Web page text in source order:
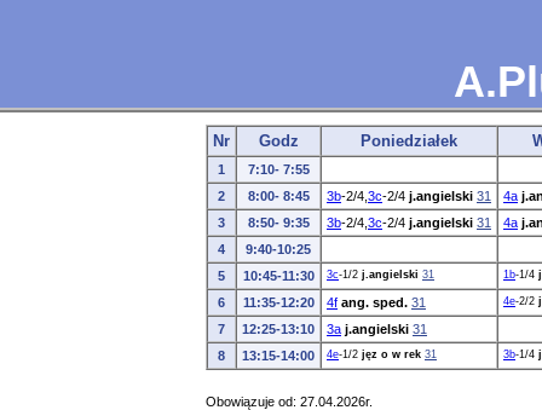
Nr Godz Poniedziałek
1
7:10- 7:55
2
8:00- 8:45 3b-2/4, 3c-2/4 j.angielski 31 4a
3
8:50- 9:35 3b-2/4, 3c-2/4 j.angielski 31 4a
4
9:40-10:25
5
10:45-11:30 3c-1/2 j.angielski 31 1b-1/4
6 11:35-12:20 4f ang. sped. 31 4e-2/2
7 12:25-13:10 3a j.angielski 31
8
13:15-14:00 4e-1/2 jęz o w rek 31 3b-1/4
Obowiązuje od: 27.04.2026r.